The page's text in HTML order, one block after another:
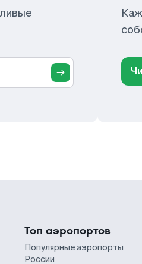
Топ аэропортов
Популярные аэропорты
России